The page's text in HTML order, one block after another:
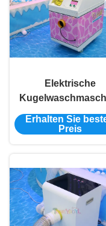
Elektrische
Erhalten Sie
Preis